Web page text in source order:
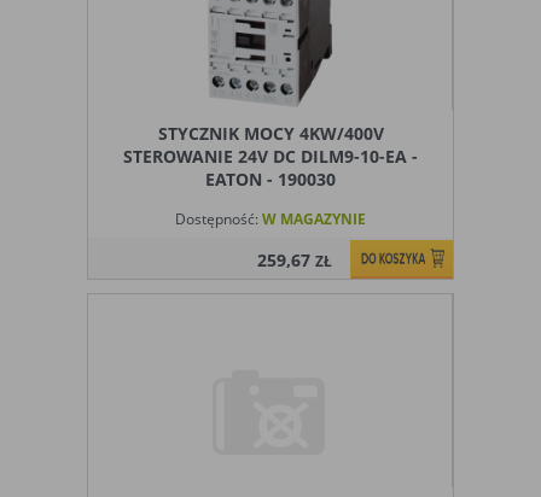
STYCZNIK MOCY 4KW/400V
STEROWANIE 24V DC DILM9-10-EA -
EATON - 190030
Dostępność: W MAGAZYNIE
259,67ZŁ